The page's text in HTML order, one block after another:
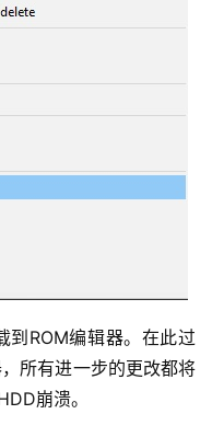
到ROM编辑器。在此过
所有进一步的更改都将
崩溃。